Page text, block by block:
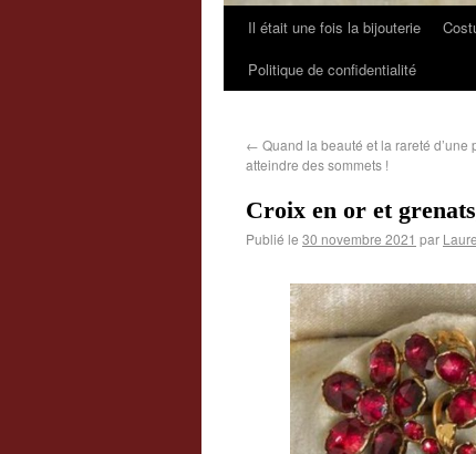
Il était une fois la bijouterie
Politique de confidentialité
← Quand la beauté et la rareté d’une
atteindre des sommets !
Croix en or et
Publié le 30 novembre 2021 par